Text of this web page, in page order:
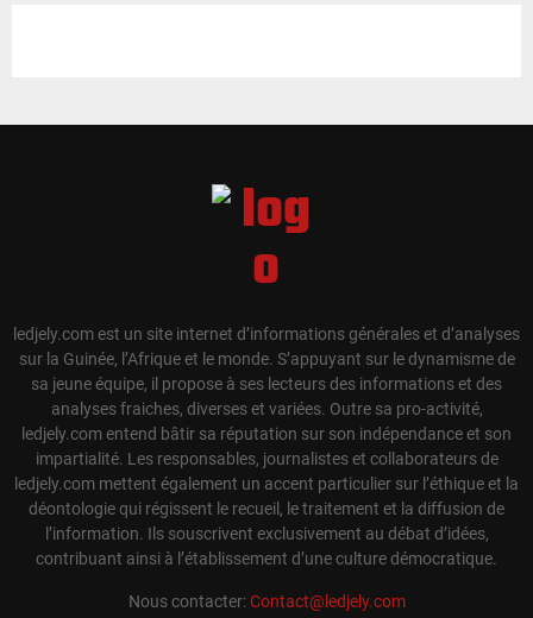
ledjely.com est un site internet d’informations générales et d’analyses
sur la Guinée, l’Afrique et le monde. S’appuyant sur le dynamisme de
sa jeune équipe, il propose à ses lecteurs des informations et des
analyses fraiches, diverses et variées. Outre sa pro-activité,
ledjely.com entend bâtir sa réputation sur son indépendance et son
impartialité. Les responsables, journalistes et collaborateurs de
ledjely.com mettent également un accent particulier sur l’éthique et la
déontologie qui régissent le recueil, le traitement et la diffusion de
l’information. Ils souscrivent exclusivement au débat d’idées,
contribuant ainsi à l’établissement d’une culture démocratique.
Nous contacter:Contact@ledjely.com